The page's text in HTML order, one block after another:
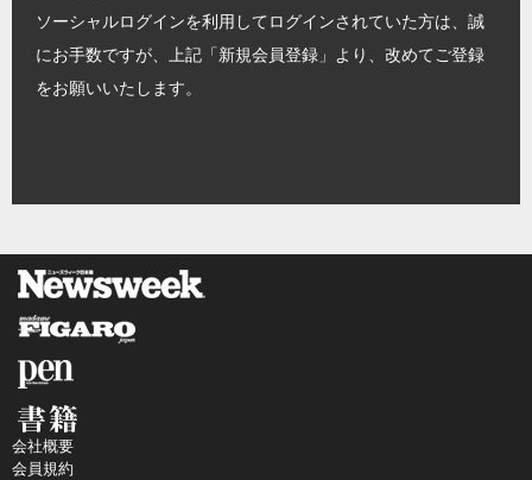
ソーシャルログインを利用してログインされていた方は、誠
にお手数ですが、上記「新規会員登録」より、改めてご登録
をお願いいたします。
会社概要
会員規約